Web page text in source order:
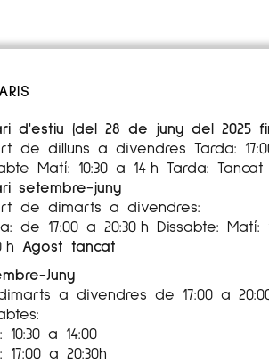
d'estiu (del 28 de juny del 2025
de dilluns a divendres Tarda:
Matí: 10:30 a 14 h Tarda: Tancat
setembre-juny
de dimarts a divendres:
de 17:00 a 20:30 h Dissabte: Matí:
h Agost tancat
Juny
a divendres de 17:00 a
10:30 a 14:00
17:00 a 20:30h